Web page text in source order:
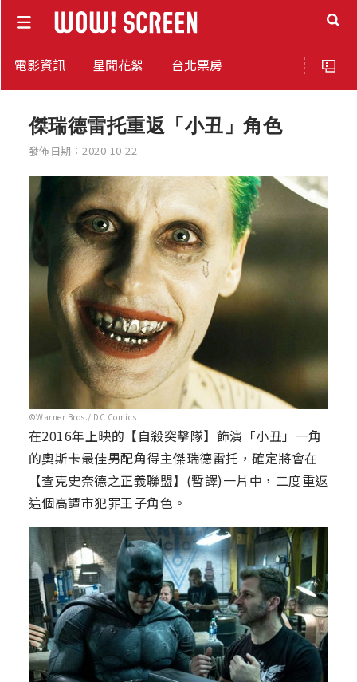
電影資訊 星聞花絮 台北票房
傑瑞德雷托重返「小丑」角色
發佈日期：2020-10-22
©Warner Bros./ DC Comics
在2016年上映的【自殺突擊隊】飾演「小丑」一角
的奧斯卡最佳男配角得主傑瑞德雷托，確定將會在
【查克史奈德之正義聯盟】(暫譯)一片中，二度重返
這個高譚市犯罪王子角色。